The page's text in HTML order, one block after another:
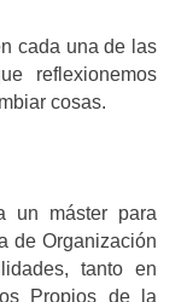
cada una de las
reflexionemos
cosas.
un máster para
de Organización
tanto en
Propios de la